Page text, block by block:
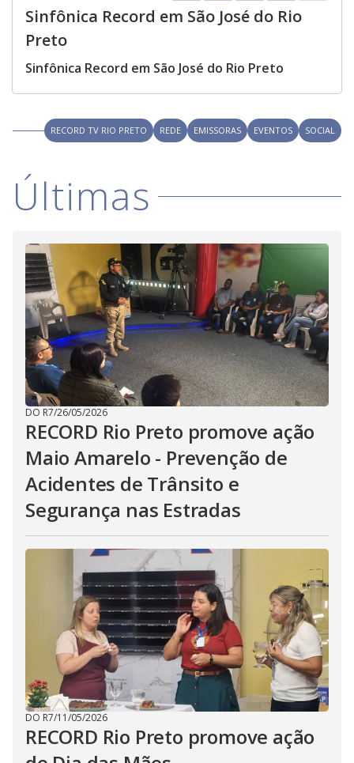
Sinfônica Record em São José do Rio
Preto
Sinfônica Record em São José do Rio Preto
RECORD TV RIO PRETO REDE EMISSORAS EVENTOS SOCIAL
Últimas
DO R7/26/05/2026
RECORD Rio Preto promove ação
Maio Amarelo - Prevenção de
Acidentes de Trânsito e
Segurança nas Estradas
DO R7/11/05/2026
RECORD Rio Preto promove ação